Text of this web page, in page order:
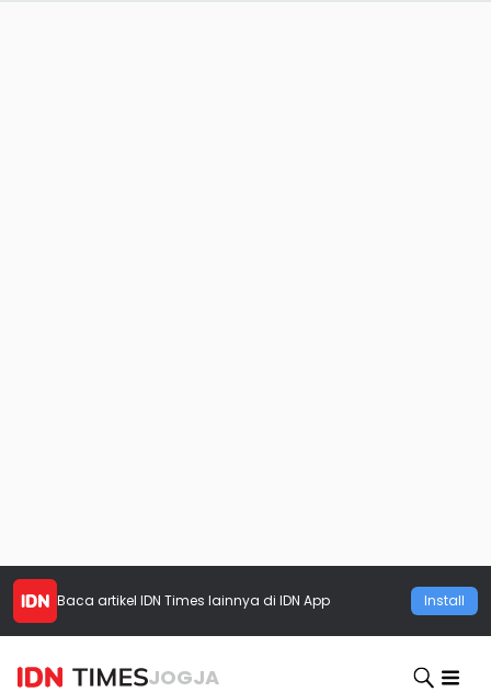
Baca artikel IDN Times lainnya di IDN App Install
JOGJA